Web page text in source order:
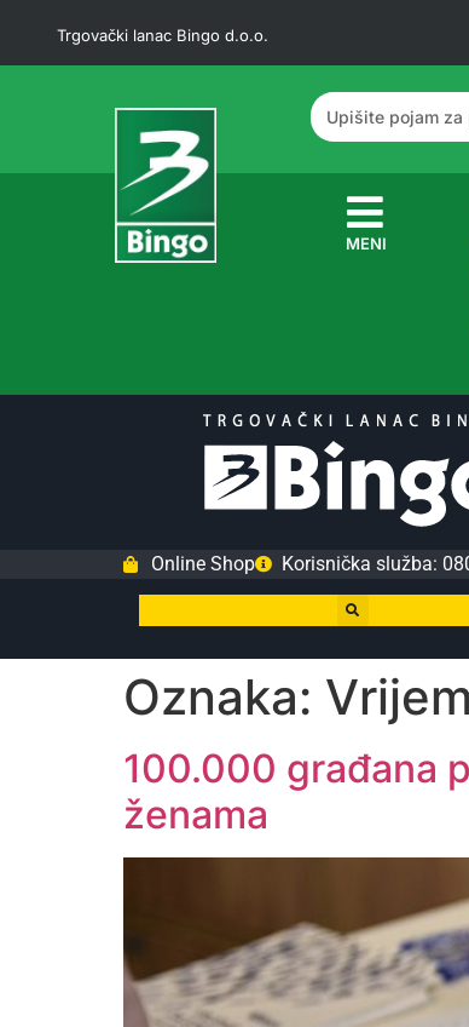
Trgovački lanac Bingo d.o.o.
MENI
Online Shop Korisnička služba:
Oznaka:
100.000 građana
ženama